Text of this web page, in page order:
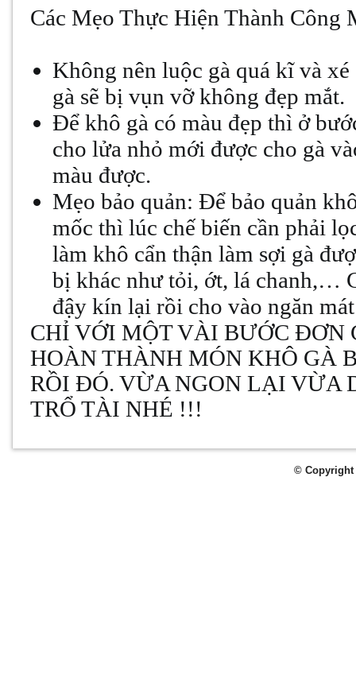
Các Mẹo Thực Hiện Thành Công
Không nên luộc gà quá kĩ và
gà sẽ bị vụn vỡ không đẹp mắt.
Để khô gà có màu đẹp thì ở
cho lửa nhỏ mới được cho gà
màu được.
Mẹo bảo quản: Để bảo quản
mốc thì lúc chế biến cần phải
làm khô cẩn thận làm sợi gà
bị khác như tỏi, ớt, lá chanh,…
đậy kín lại rồi cho vào ngăn
CHỈ VỚI MỘT VÀI BƯỚC ĐƠN
HOÀN THÀNH MÓN KHÔ GÀ
RỒI ĐÓ. VỪA NGON LẠI VỪA
TRỔ TÀI NHÉ !!!
© Copyright